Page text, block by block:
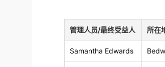
管理人员/最终受益人 所在
Samantha Edwards